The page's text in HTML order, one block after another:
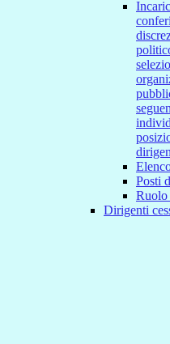
Posti
Ruolo
Dirigenti